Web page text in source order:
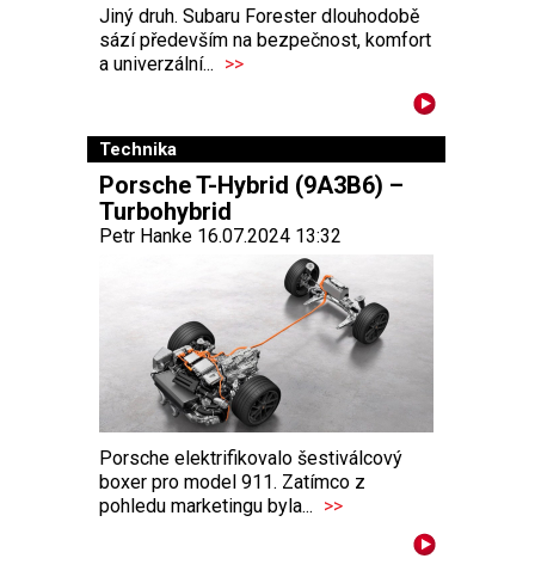
Jiný druh. Subaru Forester dlouhodobě
sází především na bezpečnost, komfort
a univerzální... >>
Technika
Porsche T-Hybrid (9A3B6) –
Turbohybrid
Petr Hanke 16.07.2024 13:32
Porsche elektrifikovalo šestiválcový
boxer pro model 911. Zatímco z
pohledu marketingu byla... >>